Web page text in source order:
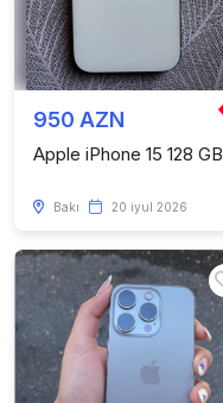
950 AZN
Apple iPhone 15 128 GB
Bakı 20 iyul 2026